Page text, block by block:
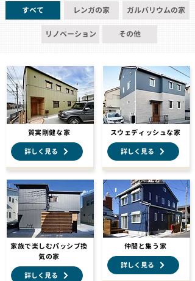
すべて レンガの家 ガルバリウムの家
リノベーション その他
質実剛健な家
詳しく見る
家族で楽しむパッシブ換
気の家
詳しく見る
スウェディッシュな家
詳しく見る
仲間と集う家
詳しく見る